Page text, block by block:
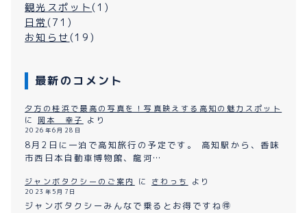
観光スポット (1)
日常 (71)
お知らせ (19)
最新のコメント
夕方の桂浜で最高の写真を！写真映えする高知の魅力スポット
に 岡本 幸子 より
2026年6月28日
8月2日に一泊で高知旅行の予定です。 高知駅から、香味
市西日本自動車博物館、龍河…
ジャンボタクシーのご案内 に さわっち より
2023年5月7日
ジャンボタクシーみんなで乗るとお得ですね🉐